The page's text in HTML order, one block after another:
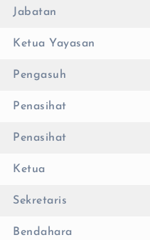
Jabatan
Ketua Yayasan
Pengasuh
Penasihat
Penasihat
Ketua
Sekretaris
Bendahara